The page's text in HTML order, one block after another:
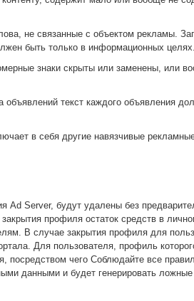
не связанные с объектом рекламы.
быть только в информационных целях.
знаки скрыты или заменены, или
текст каждого объявления
в себя другие навязчивые
Server, будут удалены без
профиля остаток средств в
В случае закрытия профиля для
Для пользователя, профиль
посредством чего Соблюдайте все
данными и будет генерировать ложные